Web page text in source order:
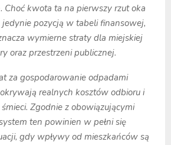
Choć kwota ta na pierwszy rzut oka
pozycją w tabeli finansowej,
wymierne straty dla miejskiej
oraz przestrzeni publicznej.
za gospodarowanie odpadami
realnych kosztów odbioru i
Zgodnie z obowiązującymi
ten powinien w pełni się
gdy wpływy od mieszkańców są